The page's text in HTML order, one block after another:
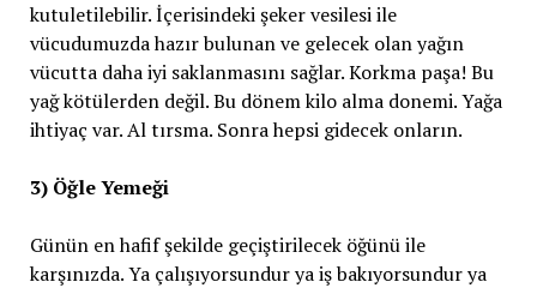
kutuletilebilir. İçerisindeki şeker vesilesi ile
vücudumuzda hazır bulunan ve gelecek olan yağın
vücutta daha iyi saklanmasını sağlar. Korkma paşa! Bu
yağ kötülerden değil. Bu dönem kilo alma donemi. Yağa
ihtiyaç var. Al tırsma. Sonra hepsi gidecek onların.
3) Öğle Yemeği
Günün en hafif şekilde geçiştirilecek öğünü ile
karşınızda. Ya çalışıyorsundur ya iş bakıyorsundur ya